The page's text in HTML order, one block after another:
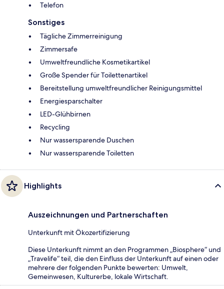
Telefon
Sonstiges
Tägliche Zimmerreinigung
Zimmersafe
Umweltfreundliche Kosmetikartikel
Große Spender für Toilettenartikel
Bereitstellung umweltfreundlicher Reinigungsmittel
Energiesparschalter
LED-Glühbirnen
Recycling
Nur wassersparende Duschen
Nur wassersparende Toiletten
Highlights
Auszeichnungen und Partnerschaften
Unterkunft mit Ökozertifizierung
Diese Unterkunft nimmt an den Programmen „Biosphere“ und
„Travelife“ teil, die den Einfluss der Unterkunft auf einen oder
mehrere der folgenden Punkte bewerten: Umwelt,
Gemeinwesen, Kulturerbe, lokale Wirtschaft.